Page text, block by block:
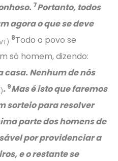
7Portanto, todos
agora o que se deve
8Todo o povo se
só homem, dizendo:
casa. Nenhum de nós
. 9Mas é isto que faremos
sorteio para resolver
parte dos homens de
por providenciar a
e o restante se